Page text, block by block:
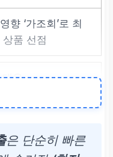
향 ‘가조회’로 최
품 선점
대응
를 위해 단기 고
은 단순히 빠른